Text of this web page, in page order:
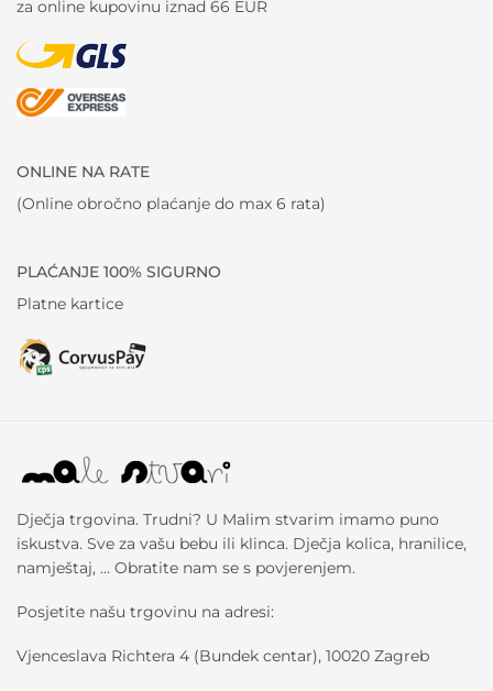
za online kupovinu iznad 66 EUR
ONLINE NA RATE
(Online obročno plaćanje do max 6 rata)
PLAĆANJE 100% SIGURNO
Platne kartice
Dječja trgovina. Trudni? U Malim stvarim imamo puno
iskustva. Sve za vašu bebu ili klinca. Dječja kolica, hranilice,
namještaj, … Obratite nam se s povjerenjem.
Posjetite našu trgovinu na adresi:
Vjenceslava Richtera 4 (Bundek centar), 10020 Zagreb